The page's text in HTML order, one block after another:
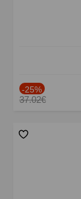
-25%
37.02€